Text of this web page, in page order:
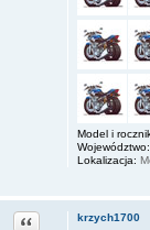
Model i
Województwo:
Lokalizacja:
krzych1700
Cytuj